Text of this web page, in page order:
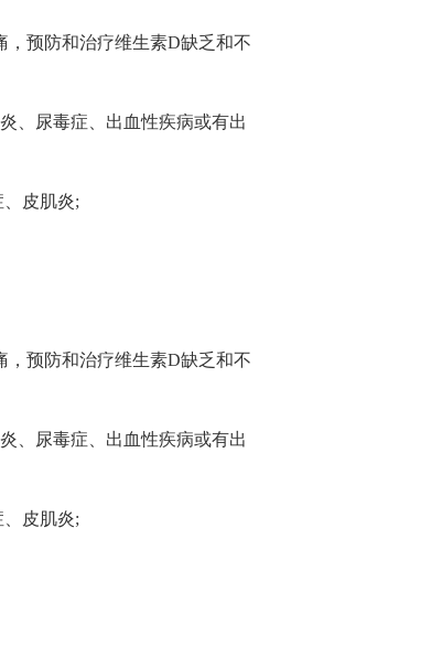
预防和治疗维生素D缺乏和不
、尿毒症、出血性疾病或有出
皮肌炎;
预防和治疗维生素D缺乏和不
、尿毒症、出血性疾病或有出
皮肌炎;